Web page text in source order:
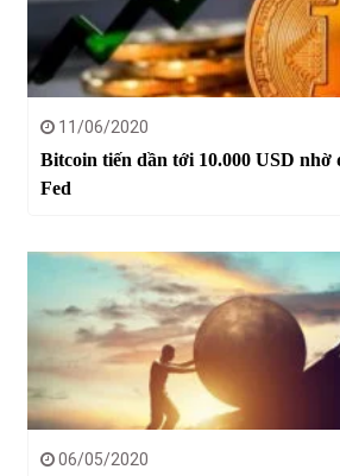
11/06/2020
Bitcoin tiến dần tới 10.000 USD nhờ
Fed
06/05/2020